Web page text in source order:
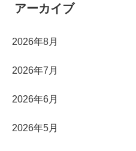
アーカイブ
2026年8月
2026年7月
2026年6月
2026年5月